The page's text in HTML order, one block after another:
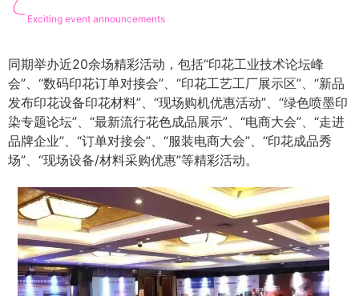
Exciting event announcements
同期举办近20余场精彩活动，包括“印花工业技术论坛峰
会”、“数码印花订单对接会”、“印花工艺工厂展示区”、“新品
发布印花设备印花材料”、“现场购机优惠活动”、“绿色喷墨印
染专题论坛”、“最新流行花色成品展示”、“电商大会”、“走进
品牌企业”、“订单对接会”、“服装电商大会”、“印花成品秀
场”、“现场设备/材料采购优惠”等精彩活动。